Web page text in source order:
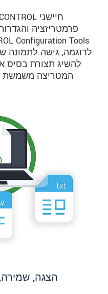
פרמטריזציה
לדוגמה, גישה לתמונה
להשיג תצורת בסיס
המטריצה משמשת
הצגה,